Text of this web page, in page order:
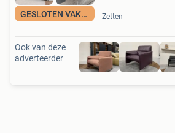
GESLOTEN VAKANTIE Zetten
Ook van deze
adverteerder